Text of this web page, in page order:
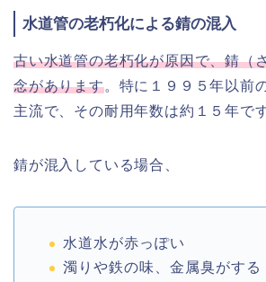
水道管の老朽化による錆の混入
古い水道管の老朽化が原因で、錆（
念があります。特に１９９５年以前
主流で、その耐用年数は約１５年です
錆が混入している場合、
水道水が赤っぽい
濁りや鉄の味、金属臭がする